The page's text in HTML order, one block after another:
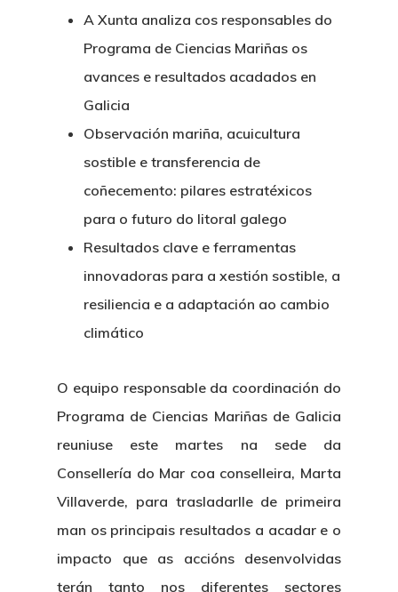
A Xunta analiza cos responsables do
Programa de Ciencias Mariñas os
avances e resultados acadados en
Galicia
Observación mariña, acuicultura
sostible e transferencia de
coñecemento: pilares estratéxicos
para o futuro do litoral galego
Resultados clave e ferramentas
innovadoras para a xestión sostible, a
resiliencia e a adaptación ao cambio
climático
O equipo responsable da coordinación do
Programa de Ciencias Mariñas de Galicia
reuniuse este martes na sede da
Consellería do Mar coa conselleira, Marta
Villaverde, para trasladarlle de primeira
man os principais resultados a acadar e o
impacto que as accións desenvolvidas
terán tanto nos diferentes sectores
Nós
Organización
Directorio De Persoal
Padroado
Novidades
Novidades
Proxectos